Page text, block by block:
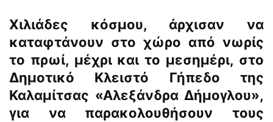
Χιλιάδες κόσμου, άρχισαν να
καταφτάνουν στο χώρο από νωρίς
το πρωί, μέχρι και το μεσημέρι, στο
Δημοτικό Κλειστό Γήπεδο της
Καλαμίτσας «Αλεξάνδρα Δήμογλου»,
για να παρακολουθήσουν τους